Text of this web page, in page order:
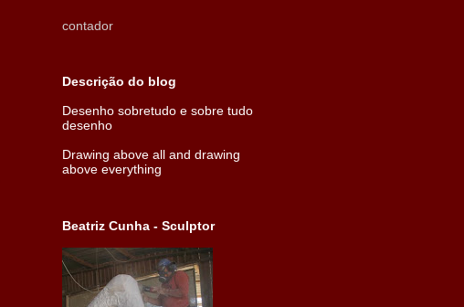
contador
Descrição do blog
Desenho sobretudo e sobre tudo
desenho
Drawing above all and drawing
above everything
Beatriz Cunha - Sculptor